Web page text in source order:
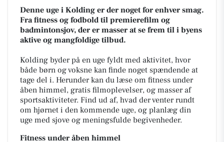
Denne uge i Kolding er der noget for enhver smag.
Fra fitness og fodbold til premierefilm og
badmintonsjov, der er masser at se frem til i byens
aktive og mangfoldige tilbud.
Kolding byder på en uge fyldt med aktivitet, hvor
både børn og voksne kan finde noget spændende at
tage del i. Herunder kan du læse om fitness under
åben himmel, gratis filmoplevelser, og masser af
sportsaktiviteter. Find ud af, hvad der venter rundt
om hjørnet i den kommende uge, og planlæg din
uge med sjove og meningsfulde begivenheder.
Fitness under åben himmel